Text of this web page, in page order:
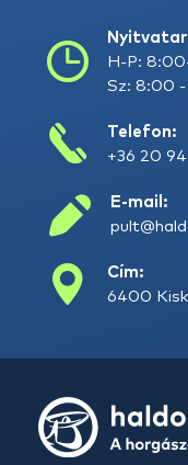
H-P:
Sz: 8:00
Telefon:
+36 20
E-mail:
Cím:
6400